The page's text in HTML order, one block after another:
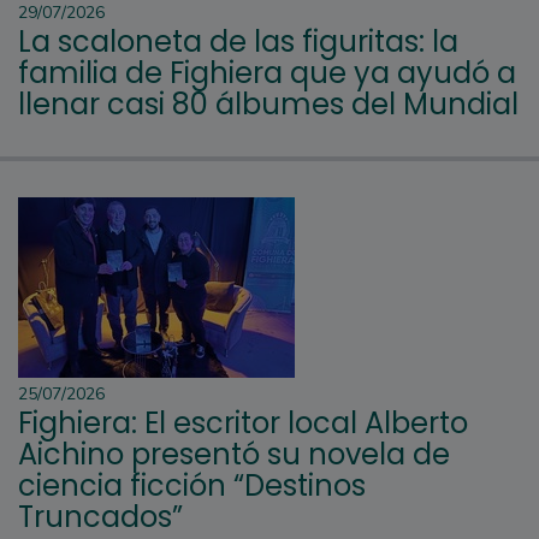
29/07/2026
La scaloneta de las figuritas: la
familia de Fighiera que ya ayudó a
llenar casi 80 álbumes del Mundial
25/07/2026
Fighiera: El escritor local Alberto
Aichino presentó su novela de
ciencia ficción “Destinos
Truncados”